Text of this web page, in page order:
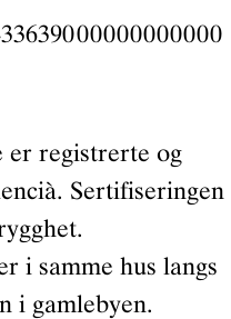
er registrerte og
Sertifiseringen
i samme hus langs
i gamlebyen.